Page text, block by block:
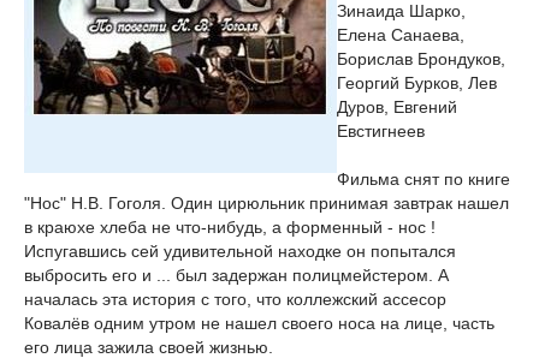
Зинаида Шарко,
Елена Санаева,
Борислав Брондуков,
Георгий Бурков, Лев
Дуров, Евгений
Евстигнеев
Фильма снят по книге
"Нос" Н.В. Гоголя. Один цирюльник принимая завтрак нашел
в краюхе хлеба не что-нибудь, а форменный - нос !
Испугавшись сей удивительной находке он попытался
выбросить его и ... был задержан полицмейстером. А
началась эта история с того, что коллежский ассесор
Ковалёв одним утром не нашел своего носа на лице, часть
его лица зажила своей жизнью.